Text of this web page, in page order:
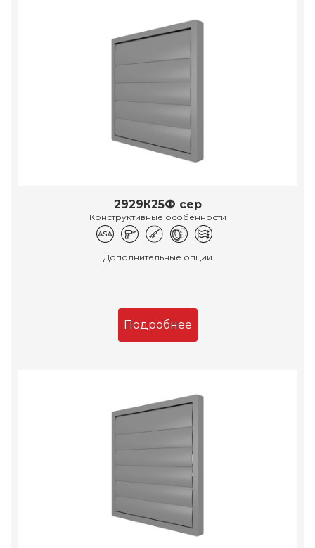
2929К25Ф сер
Конструктивные особенности
Дополнительные опции
Подробнее